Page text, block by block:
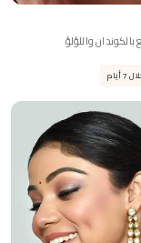
واللؤلؤ